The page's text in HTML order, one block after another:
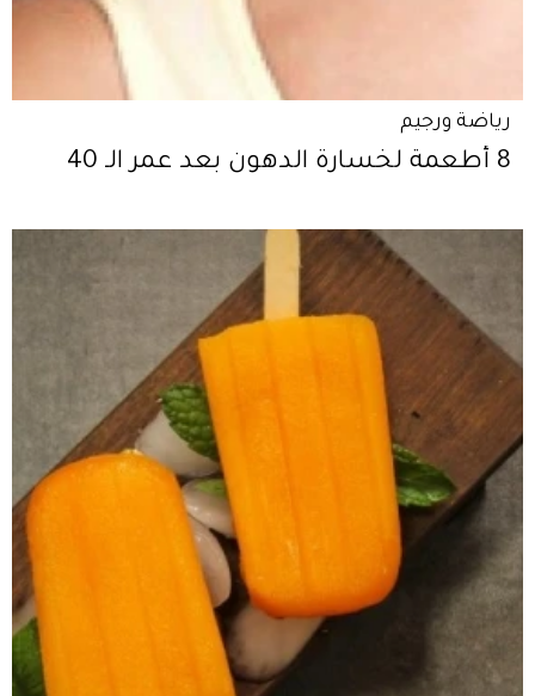
رياضة ورجيم
8 أطعمة لخسارة الدهون بعد عمر الـ 40